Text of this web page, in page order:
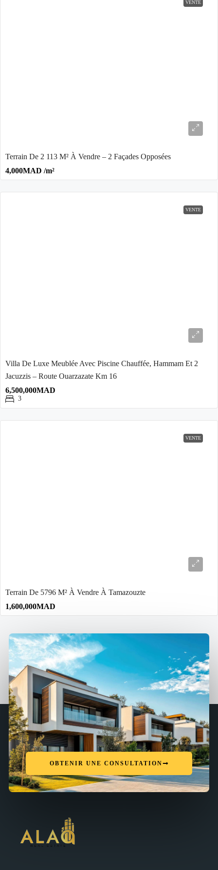
VENTE
Terrain De 2 113 M² À Vendre – 2 Façades Opposées
4,000MAD /m²
VENTE
Villa De Luxe Meublée Avec Piscine Chauffée, Hammam Et 2
Jacuzzis – Route Ouarzazate Km 16
6,500,000MAD
3
VENTE
Terrain De 5796 M² À Vendre À Tamazouzte
1,600,000MAD
OBTENIR UNE CONSULTATION